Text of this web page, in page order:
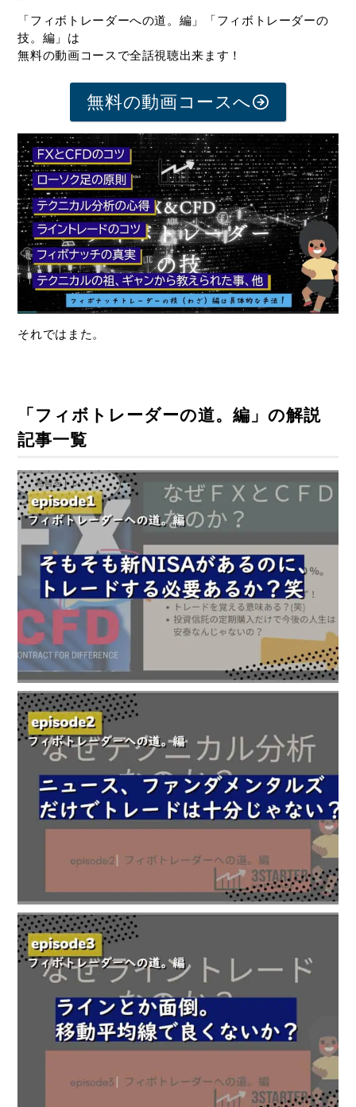
「フィボトレーダーへの道。編」「フィボトレーダーの
技。編」は
無料の動画コースで全話視聴出来ます！
無料の動画コースへ
それではまた。
「フィボトレーダーの道。編」の解説
記事一覧